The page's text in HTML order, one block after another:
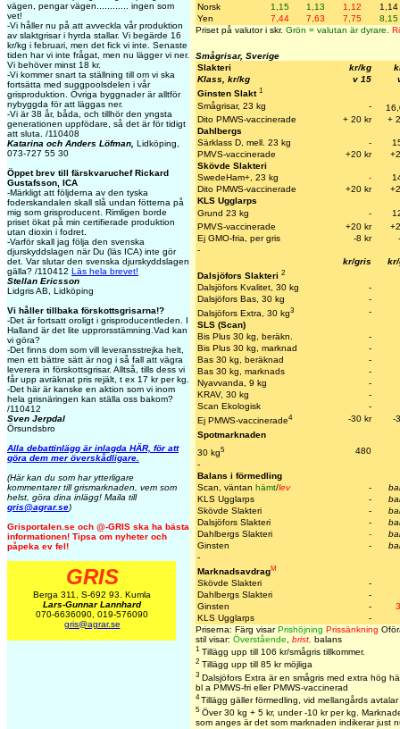
vägen, pengar vägen............ ingen som
vet!
-Vi håller nu på att avveckla vår produktion
av slaktgrisar i hyrda stallar. Vi begärde 16
kr/kg i februari, men det fick vi inte. Senaste
tiden har vi inte frågat, men nu lägger vi ner.
Vi behöver minst 18 kr.
-Vi kommer snart ta ställning till om vi ska
fortsätta med suggpoolsdelen i vår
grisproduktion. Övriga byggnader är alltför
nybyggda för att läggas ner.
-Vi är 38 år, båda, och tillhör den yngsta
generationen uppfödare, så det är för tidigt
att sluta. /110408
Katarina och Anders Löfman, Lidköping,
073-727 55 30
Öppet brev till färskvaruchef Rickard
Gustafsson, ICA
-Märkligt att följderna av den tyska
foderskandalen skall slå undan fötterna på
mig som grisproducent. Rimligen borde
priset ökat på min certifierade produktion
utan dioxin i fodret.
-Varför skall jag följa den svenska
djurskyddslagen när Du (läs ICA) inte gör
det. Var slutar den svenska djurskyddslagen
gälla? /110412 Läs hela brevet!
Stellan Ericsson
Lidgris AB, Lidköping
Vi håller tillbaka förskottsgrisarna!?
-Det är fortsatt oroligt i grisproducentleden. I
Halland är det lite upprorsstämning.Vad kan
vi göra?
-Det finns dom som vill leveransstrejka helt,
men ett bättre sätt är nog i så fall att vägra
leverera in förskottsgrisar. Alltså, tills dess vi
får upp avräknat pris rejält, t ex 17 kr per kg.
-Det här är kanske en aktion som vi inom
hela grisnäringen kan ställa oss bakom?
/110412
Sven Jerpdal
Örsundsbro
Alla debattinlägg är inlagda HÄR, för att
göra dem mer överskådligare.
(Här kan du som har ytterligare
kommentarer till grismarknaden, vem som
helst, göra dina inlägg! Maila till
gris@agrar.se)
Grisportalen.se och @-GRIS ska ha bästa
informationen! Tipsa om nyheter och
påpeka ev fel!
GRIS
Berga 311, S-692 93. Kumla
Lars-Gunnar Lannhard
070-6636090, 019-576090
gris@agrar.se
Norsk
1,15 1,13 1,12
1,14
Yen
7,44 7,63 7,75
8,15
Priset på valutor i skr. Grön = valutan är dyrare.
Smågrisar, Sverige
Slakteri
kr/kg
Klass, kr/kg
v 15
Ginsten Slakt 1
Smågrisar, 23 kg -
Dito PMWS-vaccinerade
+ 20 kr
+
Dahlbergs
Särklass D, mell. 23 kg
-
PMVS-vaccinerade
+20 kr
Skövde Slakteri
SwedeHam+, 23 kg
-
Dito PMWS-vaccinerade
+20 kr
KLS Ugglarps
Grund 23 kg
-
PMVS-vaccinerade
+20 kr
Ej GMO-fria, per gris
-8 kr
-
kr/gris
Dalsjöfors Slakteri 2
Dalsjöfors Kvalitet, 30 kg
-
Dalsjöfors Bas, 30 kg
-
Dalsjöfors Extra, 30 kg3
-
SLS (Scan)
Bis Plus 30 kg, beräkn.
-
Bis Plus 30 kg, marknad
-
Bas 30 kg, beräknad
-
Bas 30 kg, marknads
-
Nyavvanda, 9 kg
-
KRAV, 30 kg
-
Scan Ekologisk
-
Ej PMWS-vaccinerade4 -30 kr
-
Spotmarknaden
30 kg5
480
-
Balans i förmedling
Scan, väntan hämt/lev -
KLS Ugglarps
-
Skövde Slakteri
-
Dalsjöfors Slakteri
-
Dahlbergs Slakteri
-
Ginsten
-
-
MarknadsavdragM
Skövde Slakteri
-
Dahlbergs Slakteri
-
Ginsten
-
KLS Ugglarps
-
Priserna: Färg visarPrishöjning Prissänkning
stil visar: Överstående brist, balans
1 Tillägg upp till 106 kr/smågris tillkommer.
2 Tillägg upp till 85 kr möjliga
3 Dalsjöfors Extra är en smågris med extra hög
bl a PMWS-fri eller PMWS-vaccinerad
4Tillägg gäller förmedling, vid mellangårds
5 Över 30 kg + 5 kr, under -10 kr per kg.
som anges är det som marknaden indikerar just